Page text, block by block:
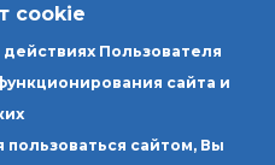
cookie
Пользователя
сайта и
сайтом, Вы